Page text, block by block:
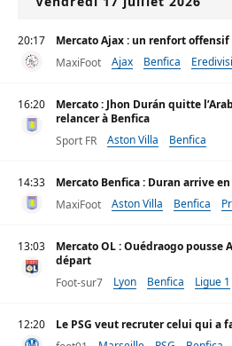
20:17
Mercato Ajax : un renfort offensif
MaxiFoot
Ajax Benfica
16:20
Mercato : Jhon Durán quitte
relancer à Benfica
Sport FR
Aston Villa Benfica
14:33
Mercato Benfica : Duran arrive
MaxiFoot
Aston Villa Benfica
13:03
Mercato OL : Ouédraogo pousse
départ
Foot-sur7
Lyon Benfica Ligue 1
12:20
Le PSG veut recruter celui qui a